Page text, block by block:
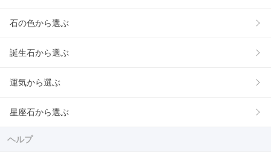
石の色から選ぶ
誕生石から選ぶ
運気から選ぶ
星座石から選ぶ
ヘルプ